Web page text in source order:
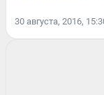
30 августа, 2016,